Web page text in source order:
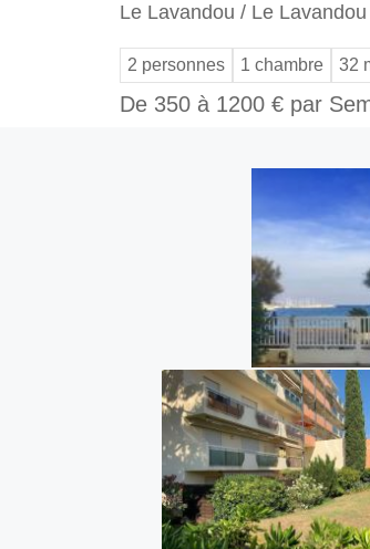
Le Lavandou / Le Lavandou
2 personnes 1 chambre 32
De 350 à 1200 € par